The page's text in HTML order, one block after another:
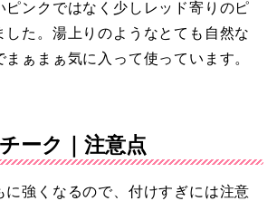
ピンクではなく少しレッド寄りのピ
した。湯上りのようなとても自然な
ぁまぁ気に入って使っています。
ーク｜注意点
に強くなるので、付けすぎには注意